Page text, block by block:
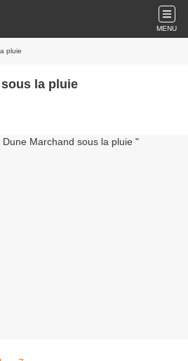
MENU
pluie
la pluie